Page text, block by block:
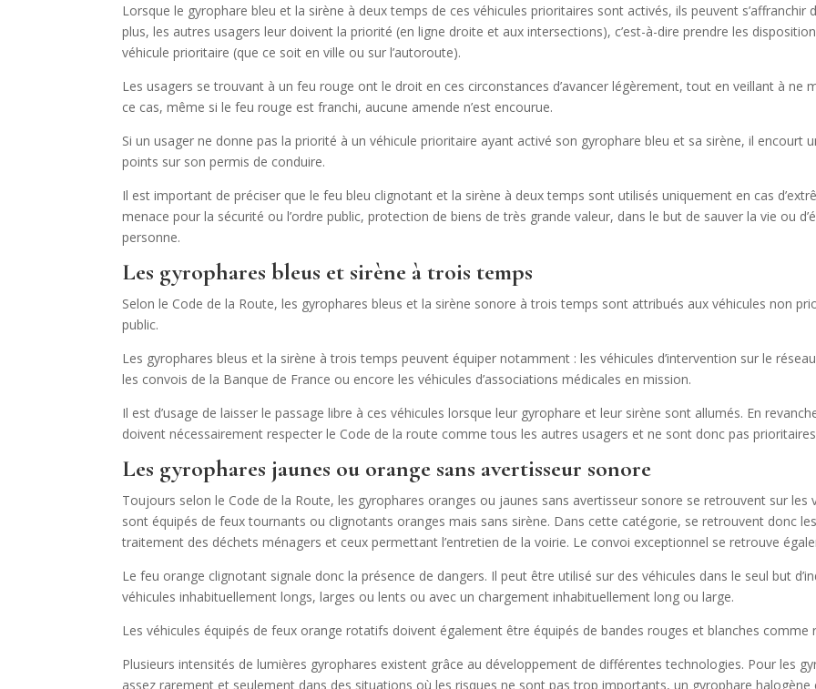
Lorsque le gyrophare bleu et la sirène à deux temps de ces véhicules prioritaires sont activés, ils peuvent s’affranchir
plus, les autres usagers leur doivent la priorité (en ligne droite et aux intersections), c’est-à-dire prendre les
véhicule prioritaire (que ce soit en ville ou sur l’autoroute).
Les usagers se trouvant à un feu rouge ont le droit en ces circonstances d’avancer légèrement, tout en veillant à ne
ce cas, même si le feu rouge est franchi, aucune amende n’est encourue.
Si un usager ne donne pas la priorité à un véhicule prioritaire ayant activé son gyrophare bleu et sa sirène, il encourt
points sur son permis de conduire.
Il est important de préciser que le feu bleu clignotant et la sirène à deux temps sont utilisés uniquement en cas
menace pour la sécurité ou l’ordre public, protection de biens de très grande valeur, dans le but de sauver la vie ou
personne.
Les gyrophares bleus et sirène à trois temps
Selon le Code de la Route, les gyrophares bleus et la sirène sonore à trois temps sont attribués aux véhicules non
public.
Les gyrophares bleus et la sirène à trois temps peuvent équiper notamment : les véhicules d’intervention sur le
les convois de la Banque de France ou encore les véhicules d’associations médicales en mission.
Il est d’usage de laisser le passage libre à ces véhicules lorsque leur gyrophare et leur sirène sont allumés. En
doivent nécessairement respecter le Code de la route comme tous les autres usagers et ne sont donc pas
Les gyrophares jaunes ou orange sans avertisseur sonore
Toujours selon le Code de la Route, les gyrophares oranges ou jaunes sans avertisseur sonore se retrouvent sur les
sont équipés de feux tournants ou clignotants oranges mais sans sirène. Dans cette catégorie, se retrouvent donc
traitement des déchets ménagers et ceux permettant l’entretien de la voirie. Le convoi exceptionnel se retrouve
Le feu orange clignotant signale donc la présence de dangers. Il peut être utilisé sur des véhicules dans le seul but
véhicules inhabituellement longs, larges ou lents ou avec un chargement inhabituellement long ou large.
Les véhicules équipés de feux orange rotatifs doivent également être équipés de bandes rouges et blanches
Plusieurs intensités de lumières gyrophares existent grâce au développement de différentes technologies. Pour les
assez rarement et seulement dans des situations où les risques ne sont pas trop importants, un gyrophare halogène